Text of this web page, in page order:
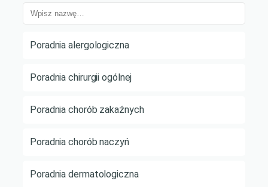
Poradnia alergologiczna
Poradnia chirurgii ogólnej
Poradnia chorób zakaźnych
Poradnia chorób naczyń
Poradnia dermatologiczna